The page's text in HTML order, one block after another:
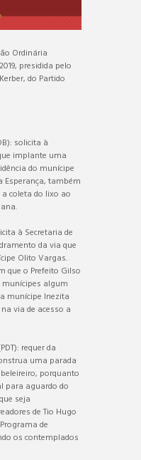
Ordinária
presidida pelo
do Partido
solicita à
implante uma
do munícipe
Esperança, também
coleta do lixo ao
à Secretaria de
da via que
Olito Vargas.
que o Prefeito Gilso
algum
munícipe Inezita
via de acesso a
requer da
uma parada
porquanto
para aguardo do
seja
de Tio Hugo
de
os contemplados